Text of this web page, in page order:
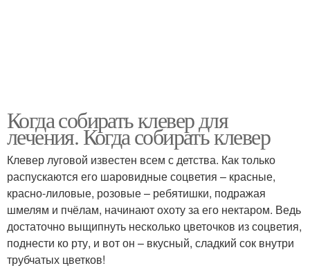
Когда собирать клевер для
лечения. Когда собирать клевер
Клевер луговой известен всем с детства. Как только
распускаются его шаровидные соцветия – красные,
красно-лиловые, розовые – ребятишки, подражая
шмелям и пчёлам, начинают охоту за его нектаром. Ведь
достаточно выщипнуть несколько цветочков из соцветия,
поднести ко рту, и вот он – вкусный, сладкий сок внутри
трубчатых цветков!